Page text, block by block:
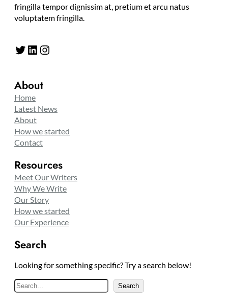
fringilla tempor dignissim at, pretium et arcu natus
voluptatem fringilla.
Twitter LinkedIn Instagram
About
Home
Latest News
About
How we started
Contact
Resources
Meet Our Writers
Why We Write
Our Story
How we started
Our Experience
Search
Looking for something specific? Try a search below!
S
e
Search